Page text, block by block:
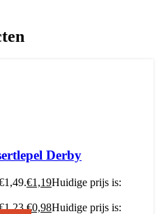
Derby
€1,19Huidige prijs is:
€0,98Huidige prijs is: